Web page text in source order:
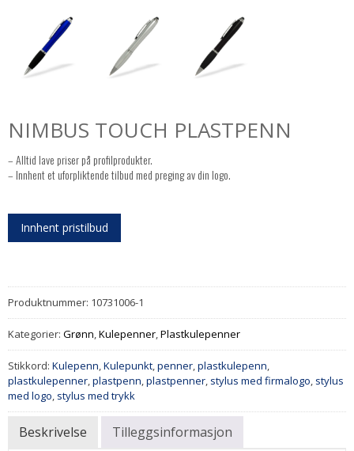
NIMBUS TOUCH PLASTPENN
– Alltid lave priser på profilprodukter.
– Innhent et uforpliktende tilbud med preging av din logo.
Innhent pristilbud
Produktnummer: 10731006-1
Kategorier: Grønn,Kulepenner,Plastkulepenner
Stikkord: Kulepenn,Kulepunkt,penner,plastkulepenn,
plastkulepenner,plastpenn,plastpenner, stylus med firmalogo, stylus
med logo, stylus med trykk
Beskrivelse Tilleggsinformasjon